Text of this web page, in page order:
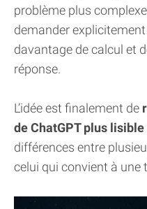
problème plus
demander
davantage de calcul et
réponse.
L’idée est finalement de
de ChatGPT plus lisible
différences entre
celui qui convient à une